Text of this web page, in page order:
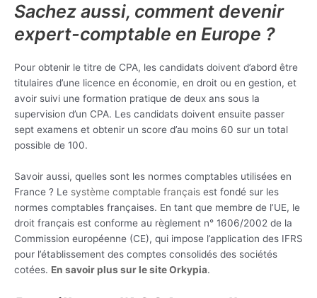
Sachez aussi, comment devenir
expert-comptable en Europe ?
Pour obtenir le titre de CPA, les candidats doivent d’abord être
titulaires d’une licence en économie, en droit ou en gestion, et
avoir suivi une formation pratique de deux ans sous la
supervision d’un CPA. Les candidats doivent ensuite passer
sept examens et obtenir un score d’au moins 60 sur un total
possible de 100.
Savoir aussi, quelles sont les normes comptables utilisées en
France ? Le système comptable français est fondé sur les
normes comptables françaises. En tant que membre de l’UE, le
droit français est conforme au règlement n° 1606/2002 de la
Commission européenne (CE), qui impose l’application des IFRS
pour l’établissement des comptes consolidés des sociétés
cotées. En savoir plus sur le site Orkypia.